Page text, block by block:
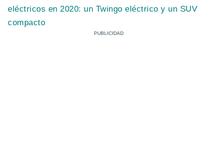
eléctricos en 2020: un Twingo eléctrico y un SUV
compacto